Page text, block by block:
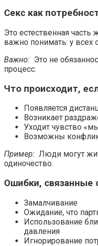
Секс как
Это естественная
важно понимать: у всех
Важно: Это не
процесс.
Что происходит,
Появляется
Возникает
Уходит чувство
Возможны
Пример: Люди могут
одиночество.
Ошибки, связанные
Замалчивание
Ожидание, что
Использование
давления
Игнорирование